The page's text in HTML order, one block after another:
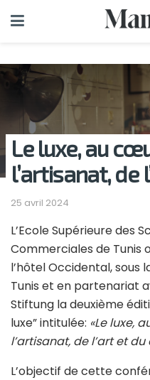
Le luxe, au
l’artisanat, de
25 avril 2024
L’Ecole Supérieure des
Commerciales de Tunis
l’hôtel Occidental, sous
Tunis et en partenariat
Stiftung la deuxième
luxe” intitulée: «Le luxe,
l’artisanat, de l’art et du
L’objectif de cette